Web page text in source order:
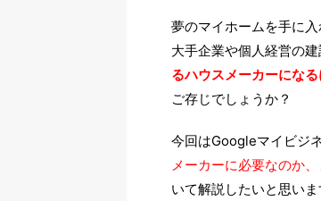
夢のマイホームを手に
大手企業や個人経営の
るハウスメーカーにな
ご存じでしょうか？
今回はGoogleマイビジ
メーカーに必要なのか
いて解説したいと思いま